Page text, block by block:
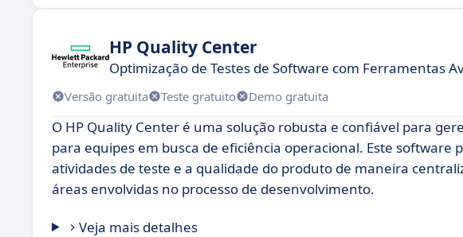
HP Quality Center
Optimização de Testes de Software com Ferramentas
Versão gratuita Teste gratuito Demo gratuita
O HP Quality Center é uma solução robusta e confiável para
para equipes em busca de eficiência operacional. Este
atividades de teste e a qualidade do produto de maneira
áreas envolvidas no processo de desenvolvimento.
Veja mais detalhes